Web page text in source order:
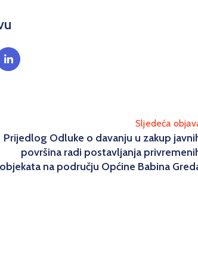
Sljedeća
Prijedlog Odluke o davanju u zakup
površina radi postavljanja
objekata na području Općine Babina